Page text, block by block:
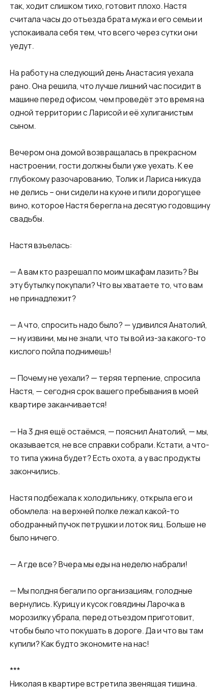
так, ходит слишком тихо, готовит плохо. Настя
считала часы до отъезда брата мужа и его семьи и
успокаивала себя тем, что всего через сутки они
уедут.
На работу на следующий день Анастасия уехала
рано. Она решила, что лучше лишний час посидит в
машине перед офисом, чем проведёт это время на
одной территории с Ларисой и её хулиганистым
сыном.
Вечером она домой возвращалась в прекрасном
настроении, гости должны были уже уехать. К ее
глубокому разочарованию, Толик и Лариса никуда
не делись – они сидели на кухне и пили дорогущее
вино, которое Настя берегла на десятую годовщину
свадьбы.
Настя взъелась:
— А вам кто разрешал по моим шкафам лазить? Вы
эту бутылку покупали? Что вы хватаете то, что вам
не принадлежит?
— А что, спросить надо было? — удивился Анатолий,
— ну извини, мы не знали, что ты вой из-за какого-то
кислого пойла поднимешь!
— Почему не уехали? — теряя терпение, спросила
Настя, — сегодня срок вашего пребывания в моей
квартире заканчивается!
— На 3 дня ещё остаёмся, — пояснил Анатолий, — мы,
оказывается, не все справки собрали. Кстати, а что-
то типа ужина будет? Есть охота, а у вас продукты
закончились.
Настя подбежала к холодильнику, открыла его и
обомлела: на верхней полке лежал какой-то
ободранный пучок петрушки и лоток яиц. Больше не
было ничего.
— А где все? Вчера мы еды на неделю набрали!
— Мы полдня бегали по организациям, голодные
вернулись. Курицу и кусок говядины Ларочка в
морозилку убрала, перед отъездом приготовит,
чтобы было что покушать в дороге. Да и что вы там
купили? Как будто экономите на нас!
***
Николая в квартире встретила звенящая тишина.